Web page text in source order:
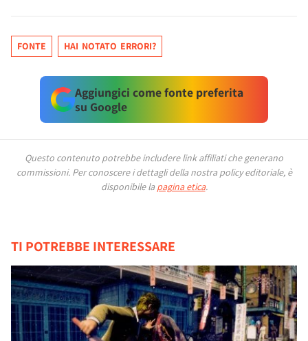
FONTE HAI NOTATO ERRORI?
Aggiungici come fonte preferita
su Google
Questo contenuto potrebbe includere link affiliati che generano
commissioni. Per conoscere i dettagli della nostra policy editoriale, è
disponibile la pagina etica.
TI POTREBBE INTERESSARE